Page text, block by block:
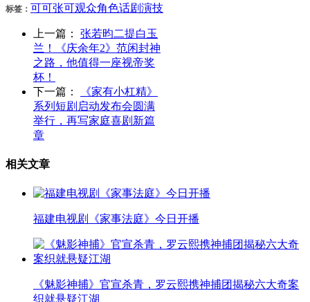
标签： 可可张可观众角色话剧演技
上一篇：
张若昀二提白玉
兰！《庆余年2》范闲封神
之路，他值得一座视帝奖
杯！
下一篇：
《家有小杠精》
系列短剧启动发布会圆满
举行，再写家庭喜剧新篇
章
相关文章
福建电视剧《家事法庭》今日开播
《魅影神捕》官宣杀青，罗云熙携神捕团揭秘六大奇案
织就悬疑江湖